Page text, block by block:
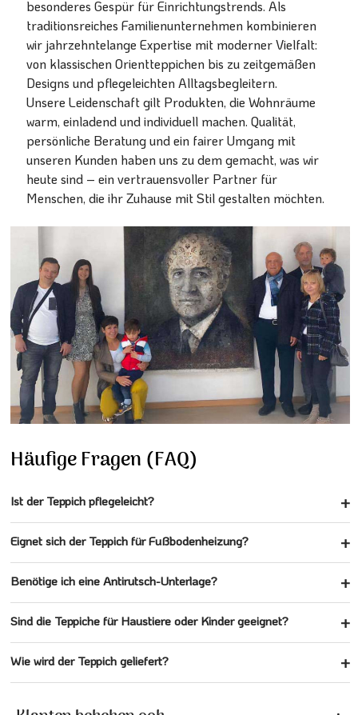
besonderes Gespür für Einrichtungstrends. Als
traditionsreiches Familienunternehmen kombinieren
wir jahrzehntelange Expertise mit moderner Vielfalt:
von klassischen Orientteppichen bis zu zeitgemäßen
Designs und pflegeleichten Alltagsbegleitern.
Unsere Leidenschaft gilt Produkten, die Wohnräume
warm, einladend und individuell machen. Qualität,
persönliche Beratung und ein fairer Umgang mit
unseren Kunden haben uns zu dem gemacht, was wir
heute sind – ein vertrauensvoller Partner für
Menschen, die ihr Zuhause mit Stil gestalten möchten.
Häufige Fragen (FAQ)
Ist der Teppich pflegeleicht?
Eignet sich der Teppich für Fußbodenheizung?
Benötige ich eine Antirutsch-Unterlage?
Sind die Teppiche für Haustiere oder Kinder geeignet?
Wie wird der Teppich geliefert?